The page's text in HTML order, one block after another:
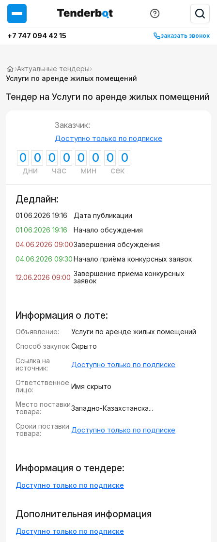
+7 747 094 42 15 заказать звонок
›Актуальные тендеры›
Услуги по аренде жилых помещений
Тендер на Услуги по аренде жилых помещений
Заказчик:
Доступно только по подписке
0 0
дни
0 0
час
0 0
мин
0 0
сек
Дедлайн:
01.06.2026 19:16
Дата публикации
01.06.2026 19:16
Начало обсуждения
04.06.2026 09:00Завершения обсуждения
04.06.2026 09:30Начало приёма конкурсных заявок
12.06.2026 09:00 Завершение приёма конкурсных
заявок
Информация о лоте:
Объявление:
Услуги по аренде жилых помещений
Способ закупок:Скрыто
Ссылка на
источник:
Доступно только по подписке
Ответственное
лицо:
Имя скрыто
Место поставки
товара:
Западно-Казахстанска...
Сроки поставки
товара:
Доступно только по подписке
Информация о тендере:
Доступно только по подписке
Дополнительная информация
Доступно только по подписке